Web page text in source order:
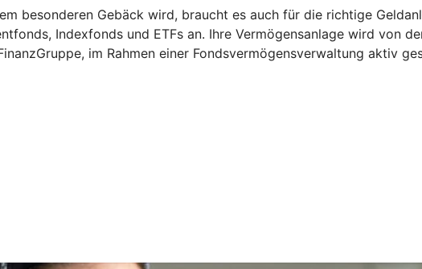
besonderen Gebäck wird, braucht es auch für die richtige
Indexfonds und ETFs an. Ihre Vermögensanlage wird von
im Rahmen einer Fondsvermögensverwaltung aktiv